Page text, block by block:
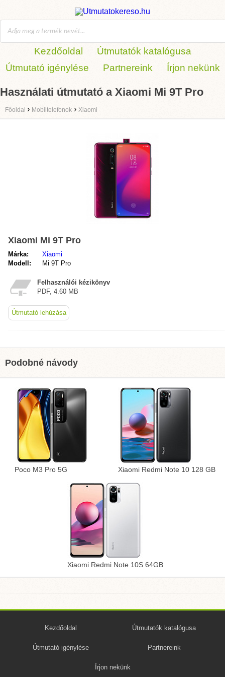
Kezdőoldal
Útmutatók katalógusa
Útmutató igénylése
Partnereink Írjon nekünk
Használati útmutató a Xiaomi Mi 9T Pro
Főoldal › Mobiltelefonok › Xiaomi
Xiaomi Mi 9T Pro
Márka:
Xiaomi
Modell:
Mi 9T Pro
Felhasználói kézikönyv
PDF, 4.60 MB
Útmutató lehúzása
Podobné návody
Poco M3 Pro 5G Xiaomi Redmi Note 10 128 GB
Xiaomi Redmi Note 10S 64GB
Kezdőoldal Útmutatók katalógusa
Útmutató igénylése Partnereink
Írjon nekünk